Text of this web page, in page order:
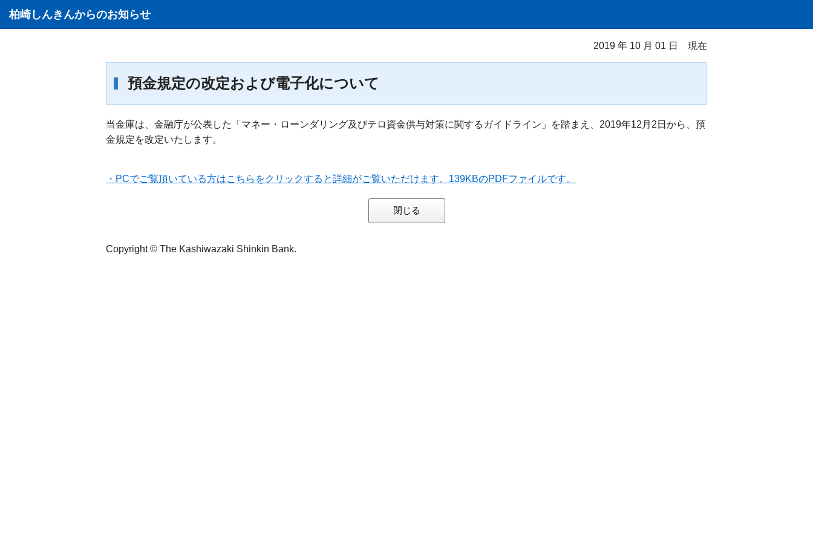
柏崎しんきんからのお知らせ
2019 年 10 月 01 日 現在
預金規定の改定および電子化について
当金庫は、金融庁が公表した「マネー・ローンダリング及びテロ資金供与対策に関するガイドライン」を踏まえ、2019年12月2日から、預
金規定を改定いたします。
・PCでご覧頂いている方はこちらをクリックすると詳細がご覧いただけます。139KBのPDFファイルです。
Copyright © The Kashiwazaki Shinkin Bank.